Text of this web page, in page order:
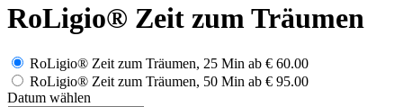
RoLigio® Zeit zum Träumen
RoLigio® Zeit zum Träumen, 25 Min ab € 60.00
RoLigio® Zeit zum Träumen, 50 Min ab € 95.00
Datum wählen